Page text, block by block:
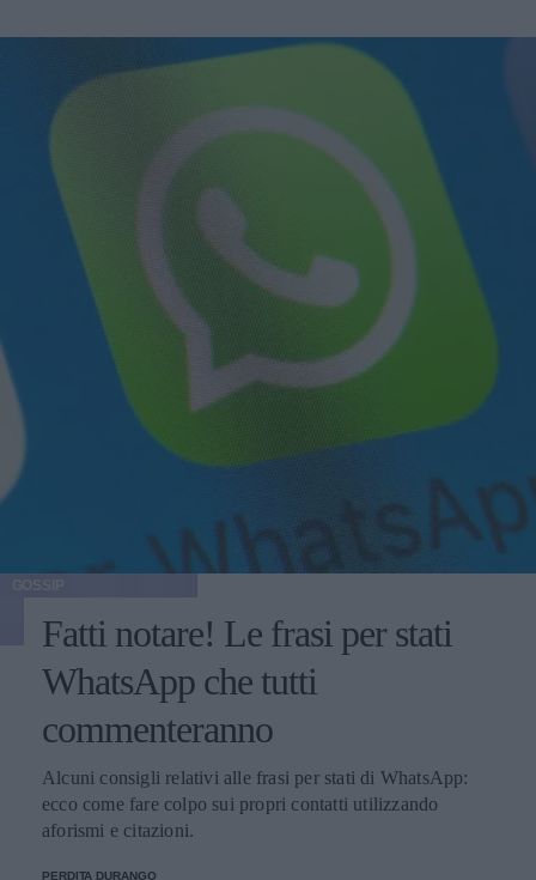
Fatti notare! Le frasi per stati
WhatsApp che tutti
commenteranno
Alcuni consigli relativi alle frasi per stati di WhatsApp:
ecco come fare colpo sui propri contatti utilizzando
aforismi e citazioni.
PERDITA DURANGO